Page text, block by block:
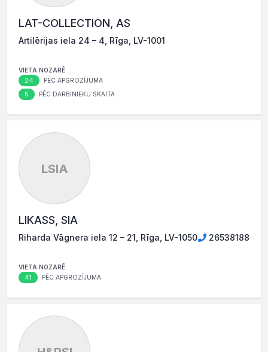
LAT-COLLECTION, AS
Artilērijas iela 24 – 4, Rīga, LV-1001
VIETA NOZARĒ
24 PĒC APGROZĪJUMA
5 PĒC DARBINIEKU SKAITA
LSIA
LIKASS, SIA
Riharda Vāgnera iela 12 – 21, Rīga, LV-1050 26538188
VIETA NOZARĒ
41 PĒC APGROZĪJUMA